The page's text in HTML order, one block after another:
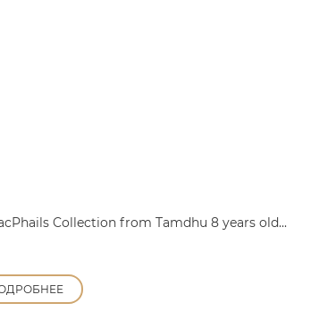
Collection from Tamdhu 8 years old...